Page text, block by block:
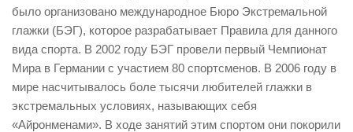
было организовано международное Бюро Экстремальной
глажки (БЭГ), которое разрабатывает Правила для данного
вида спорта. В 2002 году БЭГ провели первый Чемпионат
Мира в Германии с участием 80 спортсменов. В 2006 году в
мире насчитывалось боле тысячи любителей глажки в
экстремальных условиях, называющих себя
«Айронменами». В ходе занятий этим спортом они покорили